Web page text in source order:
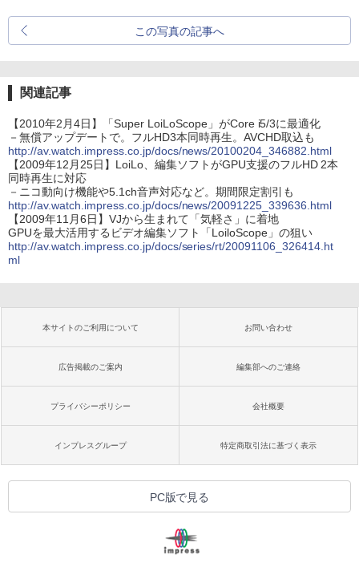
この写真の記事へ
関連記事
【2010年2月4日】「Super LoiLoScope」がCore i5/3に最適化
－無償アップデートで。フルHD3本同時再生。AVCHD取込も
http://av.watch.impress.co.jp/docs/news/20100204_346882.html
【2009年12月25日】LoiLo、編集ソフトがGPU支援のフルHD 2本
同時再生に対応
－ニコ動向け機能や5.1ch音声対応など。期間限定割引も
http://av.watch.impress.co.jp/docs/news/20091225_339636.html
【2009年11月6日】VJから生まれて「気軽さ」に着地
GPUを最大活用するビデオ編集ソフト「LoiloScope」の狙い
http://av.watch.impress.co.jp/docs/series/rt/20091106_326414.ht
ml
本サイトのご利用について お問い合わせ
広告掲載のご案内 編集部へのご連絡
プライバシーポリシー 会社概要
インプレスグループ 特定商取引法に基づく表示
PC版で見る